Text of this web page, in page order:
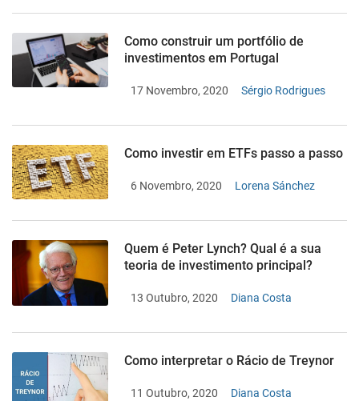
Como construir um portfólio de
investimentos em Portugal
17 Novembro, 2020 Sérgio Rodrigues
Como investir em ETFs passo a passo
6 Novembro, 2020 Lorena Sánchez
Quem é Peter Lynch? Qual é a sua
teoria de investimento principal?
13 Outubro, 2020 Diana Costa
Como interpretar o Rácio de Treynor
11 Outubro, 2020 Diana Costa